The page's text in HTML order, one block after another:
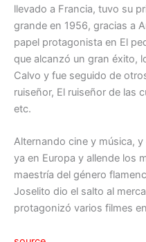
llevado a Francia, tuvo su
grande en 1956, gracias a
papel protagonista en El
que alcanzó un gran éxito,
Calvo y fue seguido de
ruiseñor, El ruiseñor de las
etc.
Alternando cine y música,
ya en Europa y allende los
maestría del género
Joselito dio el salto al
protagonizó varios filmes